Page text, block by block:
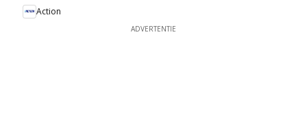
Action
ADVERTENTIE